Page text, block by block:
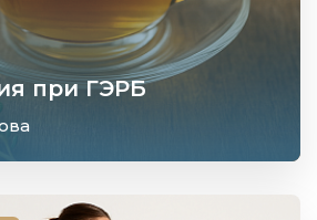
при ГЭРБ